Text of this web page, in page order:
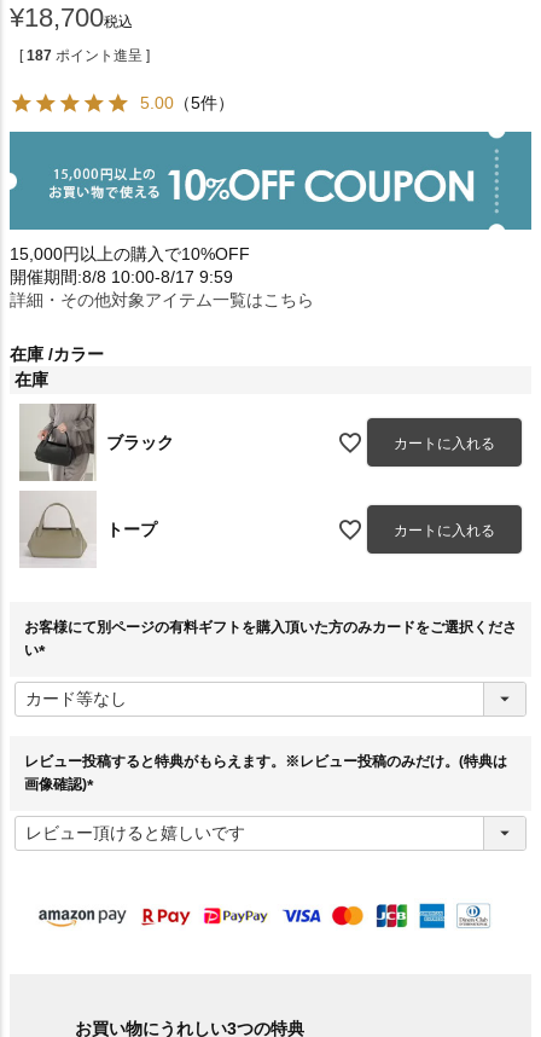
¥18,700税込
[ 187 ポイント進呈 ]
5.00 （5件）
15,000円以上の購入で10%OFF
開催期間:8/8 10:00-8/17 9:59
詳細・その他対象アイテム一覧はこちら
在庫 カラー
在庫
ブラック カートに入れる
トープ カートに入れる
お客様にて別ページの有料ギフトを購入頂いた方のみカードをご選択くださ
い
必
須
レビュー投稿すると特典がもらえます。※レビュー投稿のみだけ。(特典は
画像確認)
必
須
お買い物にうれしい3つの特典